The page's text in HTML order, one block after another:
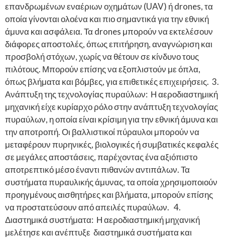
επανδρωμένων εναέριων οχημάτων (UAV) ή drones, τα
οποία γίνονται ολοένα και πιο σημαντικά για την εθνική
άμυνα και ασφάλεια. Τα drones μπορούν να εκτελέσουν
διάφορες αποστολές, όπως επιτήρηση, αναγνώριση και
προσβολή στόχων, χωρίς να θέτουν σε κίνδυνο τους
πιλότους. Μπορούν επίσης να εξοπλιστούν με όπλα,
όπως βλήματα και βόμβες, για επιθετικές επιχειρήσεις. 3.
Ανάπτυξη της τεχνολογίας πυραύλων: Η αεροδιαστημική
μηχανική είχε κυρίαρχο ρόλο στην ανάπτυξη τεχνολογίας
πυραύλων, η οποία είναι κρίσιμη για την εθνική άμυνα και
την αποτροπή. Οι βαλλιστικοί πύραυλοι μπορούν να
μεταφέρουν πυρηνικές, βιολογικές ή συμβατικές κεφαλές
σε μεγάλες αποστάσεις, παρέχοντας ένα αξιόπιστο
αποτρεπτικό μέσο έναντι πιθανών αντιπάλων. Τα
συστήματα πυραυλικής άμυνας, τα οποία χρησιμοποιούν
προηγμένους αισθητήρες και βλήματα, μπορούν επίσης
να προστατεύσουν από απειλές πυραύλων. 4.
Διαστημικά συστήματα: Η αεροδιαστημική μηχανική
μελέτησε και ανέπτυξε διαστημικά συστήματα και